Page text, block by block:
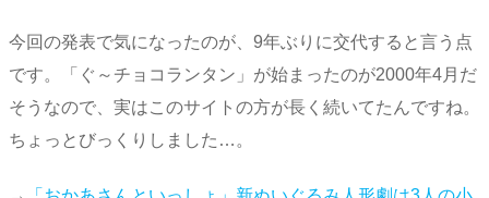
今回の発表で気になったのが、9年ぶりに交代すると言う点
です。「ぐ～チョコランタン」が始まったのが2000年4月だ
そうなので、実はこのサイトの方が長く続いてたんですね。
ちょっとびっくりしました…。